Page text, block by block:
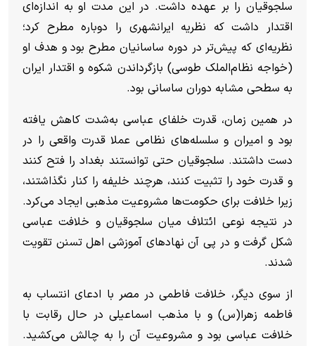
سلجوقیان را بر عهده داشت. در این مدت او به اندازه‌ای
اقتدار داشت که نظریه ایرانشهری را دوباره مطرح کرد؛
نظریه‌ای که پیش‌تر در دوره ساسانیان مطرح بود و هدف او
(خواجه نظام‌الملک طوسی) بازگرداندن شکوه و اقتدار ایران
به سطحی مشابه دوران ساسانی بود.
در همین زمان، قدرت خلفای عباسی به‌شدت کاهش یافته
بود و امیران و سلسله‌های نظامی عملا قدرت واقعی را در
دست داشتند. سلجوقیان حتی توانستند بغداد را فتح کنند
و قدرت خود را تثبیت کنند، هرچند خلیفه را کنار نگذاشتند،
زیرا خلافت برای حکومت‌ها مشروعیت مذهبی ایجاد می‌کرد.
در نتیجه نوعی ائتلاف میان سلجوقیان و خلافت عباسی
شکل گرفت و در پی آن نهادهای آموزشی اهل تسنن تقویت
شدند.
از سوی دیگر، خلافت فاطمی در مصر با ادعای انتساب به
فاطمه زهرا(س) و با مذهب اسماعیلی در حال رقابت با
خلافت عباسی بود و مشروعیت آن را به چالش می‌کشید.